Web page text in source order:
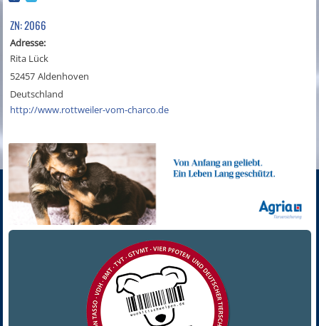
ZN: 2066
Adresse:
Rita Lück
52457 Aldenhoven
Deutschland
http://www.rottweiler-vom-charco.de